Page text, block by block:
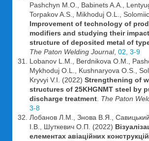
Pashchyn M.O., Babinets A.A.,
Torpakov A.S., Mikhoduj O.L.,
Improvement of technology of
modifiers and studying their
structure of deposited metal of
The Paton Welding Journal, 02, 3-9
Lobanov L.M., Berdnikova O.M.,
Mykhoduj O.L., Kushnaryova O.S.,
Kryvyi V.I. (2022) Strengthening of
structures of 25KHGNMT steel by
discharge treatment The Paton
3-8
Лобанов Л.М., Знова В.Я.,
І.В., Шуткевич О.П. (2022)
елементах авіаційних